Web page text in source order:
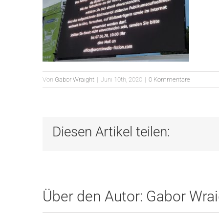
Von Gabor Wraight | Juni 10th, 2020 | 0 Kommentare
Diesen Artikel teilen:
Über den Autor: Gabor